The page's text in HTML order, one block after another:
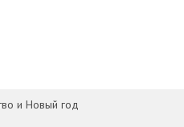
и Новый год